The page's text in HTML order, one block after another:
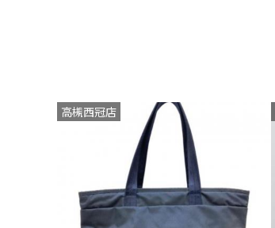
高槻西冠店